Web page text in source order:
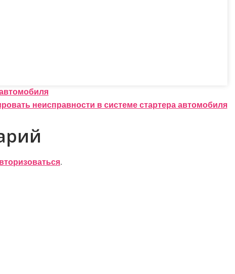
неисправности в системе стартера автомобиля
.